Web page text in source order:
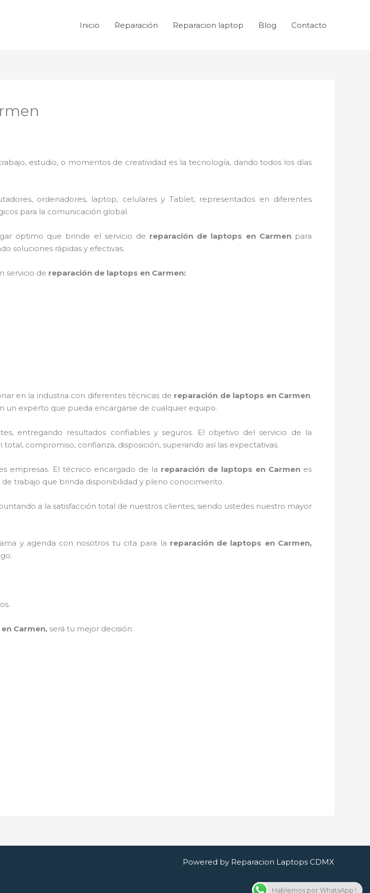
Inicio Reparación Reparacion laptop Blog Contacto
estudio, o momentos de creatividad es la tecnología, dando todos los días
ordenadores, laptop, celulares y Tablet, representados en diferentes
para la comunicación global.
optimo que brinde el servicio de reparación de laptops en Carmen para
soluciones rápidas y efectivas.
servicio de reparación de laptops en Carmen:
en la industria con diferentes técnicas de reparación de laptops en Carmen.
un experto que pueda encargarse de cualquier equipo.
entregando resultados confiables y seguros. El objetivo del servicio de la
compromiso, confianza, disposición, superando así las expectativas.
empresas. El técnico encargado de la reparación de laptops en Carmenes
trabajo que brinda disponibilidad y pleno conocimiento.
a la satisfacción total de nuestros clientes, siendo ustedes nuestro mayor
y agenda con nosotros tu cita para la reparación de laptops en Carmen,
Carmen, será tu mejor decisión.
Powered by Reparacion Laptops CDMX
Hablemos por WhatsApp !